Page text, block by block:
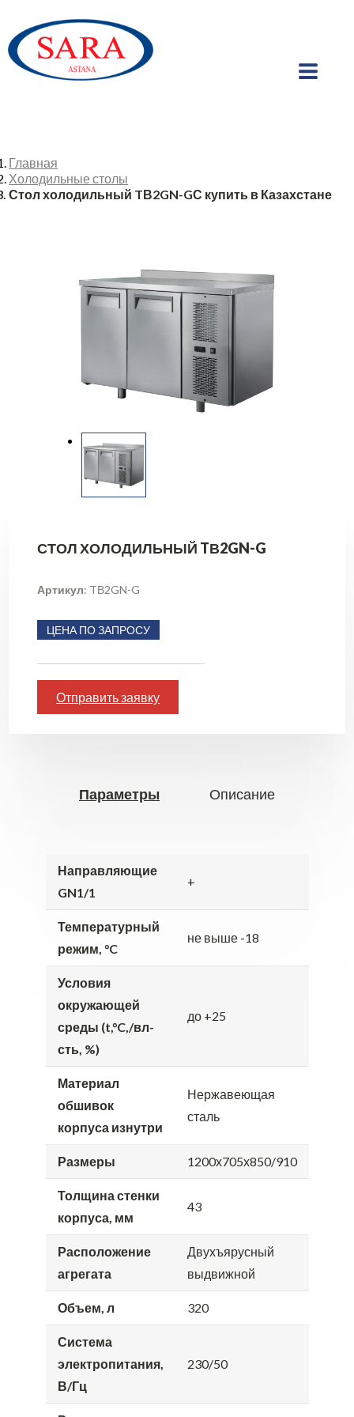
Главная
Холодильные столы
Стол холодильный TВ2GN-GС купить в Казахстане
СТОЛ ХОЛОДИЛЬНЫЙ TВ2GN-G
Артикул: TВ2GN-G
ЦЕНА ПО ЗАПРОСУ
Отправить заявку
Параметры Описание
Направляющие
GN1/1
+
Температурный
режим, °C
не выше -18
Условия
окружающей
среды (t,°C,/вл-
сть, %)
до +25
Материал
обшивок
корпуса изнутри
Нержавеющая
сталь
Размеры 1200х705х850/910
Толщина стенки
корпуса, мм
43
Расположение
агрегата
Двухъярусный
выдвижной
Объем, л 320
Система
электропитания,
В/Гц
230/50